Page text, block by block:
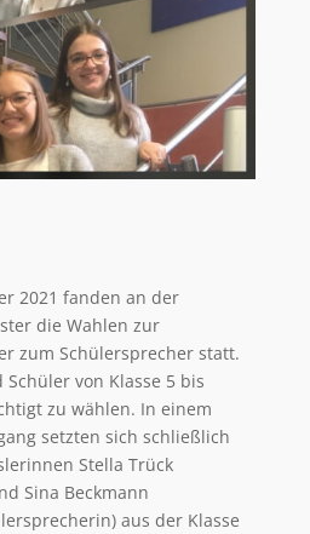
2021 fanden an der
die Wahlen zur
zum Schülersprecher statt.
von Klasse 5 bis
zu wählen. In einem
setzten sich schließlich
Stella Trück
Sina Beckmann
aus der Klasse